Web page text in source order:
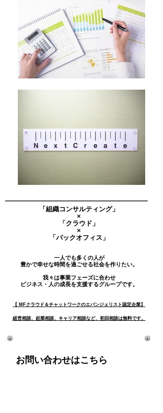
「組織コンサルティング」
×
「クラウド」
×
「バックオフィス」
​一人でも多くの人が
豊かで幸せな時間を過ごせる社会を作りたい。
我々は事業フェーズに合わせ
ビジネス・人の成長を支援するグループです。
【 MFクラウド＆チャットワークのエバンジェリスト認定企業】
​経営相談、起業相談、キャリア相談など、初回相談は無料です。
お問い合わせはこちら